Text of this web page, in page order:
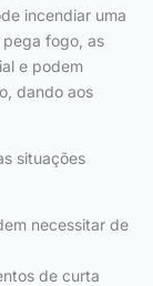
incendiar uma
fogo, as
e podem
dando aos
situações
necessitar de
de curta